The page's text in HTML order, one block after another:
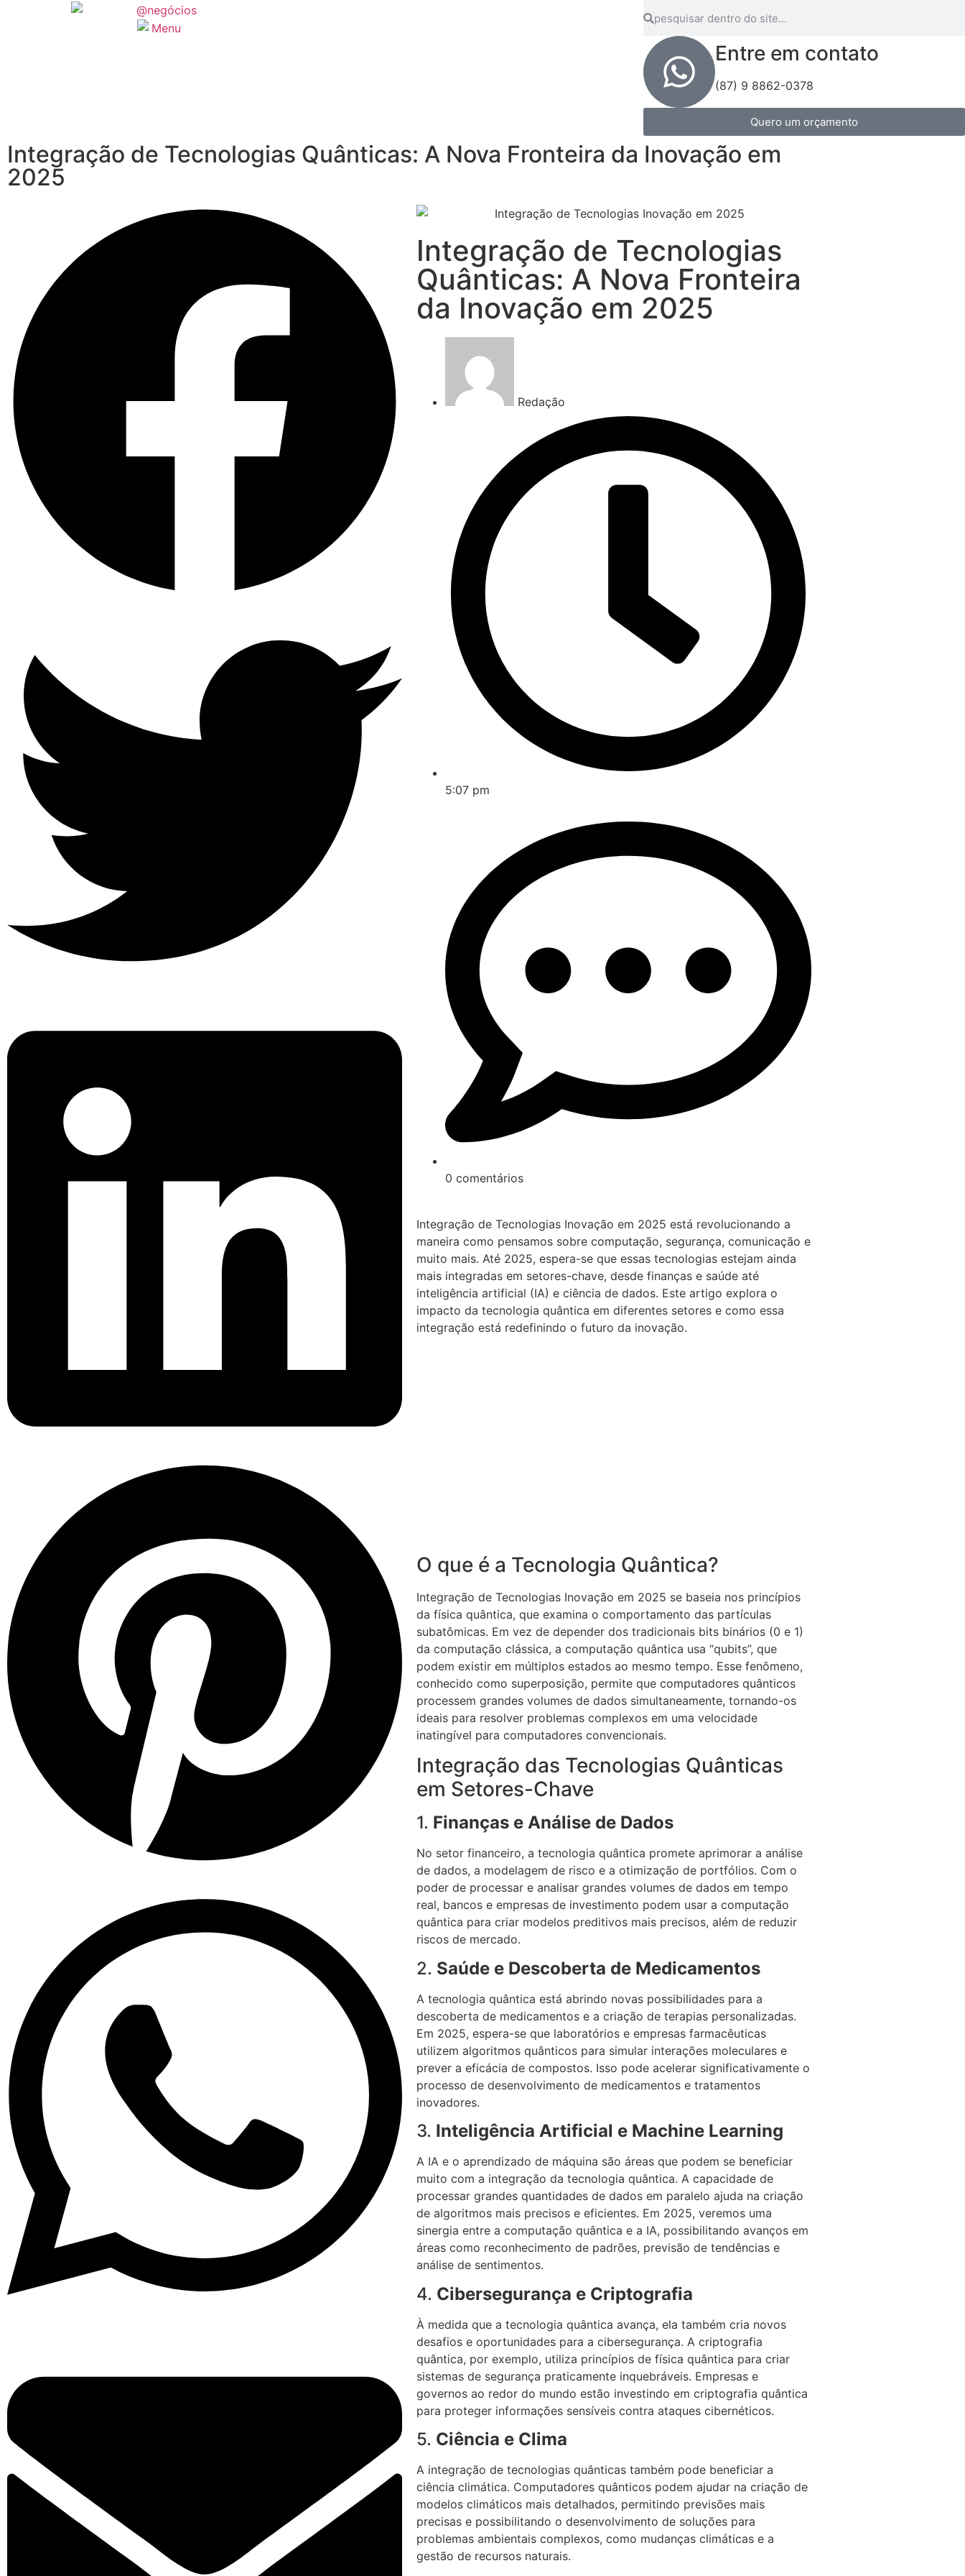
Entre em contato
(87) 9 8862-0378
Quero um orçamento
Integração de Tecnologias Quânticas: A Nova Fronteira da Inovação em
2025
Integração de Tecnologias
Quânticas: A Nova Fronteira
da Inovação em 2025
Redação
5:07 pm
0 comentários
Integração de Tecnologias Inovação em 2025 está revolucionando a
maneira como pensamos sobre computação, segurança, comunicação e
muito mais. Até 2025, espera-se que essas tecnologias estejam ainda
mais integradas em setores-chave, desde finanças e saúde até
inteligência artificial (IA) e ciência de dados. Este artigo explora o
impacto da tecnologia quântica em diferentes setores e como essa
integração está redefinindo o futuro da inovação.
O que é a Tecnologia Quântica?
Integração de Tecnologias Inovação em 2025 se baseia nos princípios
da física quântica, que examina o comportamento das partículas
subatômicas. Em vez de depender dos tradicionais bits binários (0 e 1)
da computação clássica, a computação quântica usa “qubits”, que
podem existir em múltiplos estados ao mesmo tempo. Esse fenômeno,
conhecido como superposição, permite que computadores quânticos
processem grandes volumes de dados simultaneamente, tornando-os
ideais para resolver problemas complexos em uma velocidade
inatingível para computadores convencionais.
Integração das Tecnologias Quânticas
em Setores-Chave
1. Finanças e Análise de Dados
No setor financeiro, a tecnologia quântica promete aprimorar a análise
de dados, a modelagem de risco e a otimização de portfólios. Com o
poder de processar e analisar grandes volumes de dados em tempo
real, bancos e empresas de investimento podem usar a computação
quântica para criar modelos preditivos mais precisos, além de reduzir
riscos de mercado.
2. Saúde e Descoberta de Medicamentos
A tecnologia quântica está abrindo novas possibilidades para a
descoberta de medicamentos e a criação de terapias personalizadas.
Em 2025, espera-se que laboratórios e empresas farmacêuticas
utilizem algoritmos quânticos para simular interações moleculares e
prever a eficácia de compostos. Isso pode acelerar significativamente o
processo de desenvolvimento de medicamentos e tratamentos
inovadores.
3. Inteligência Artificial e Machine Learning
A IA e o aprendizado de máquina são áreas que podem se beneficiar
muito com a integração da tecnologia quântica. A capacidade de
processar grandes quantidades de dados em paralelo ajuda na criação
de algoritmos mais precisos e eficientes. Em 2025, veremos uma
sinergia entre a computação quântica e a IA, possibilitando avanços em
áreas como reconhecimento de padrões, previsão de tendências e
análise de sentimentos.
4. Cibersegurança e Criptografia
À medida que a tecnologia quântica avança, ela também cria novos
desafios e oportunidades para a cibersegurança. A criptografia
quântica, por exemplo, utiliza princípios de física quântica para criar
sistemas de segurança praticamente inquebráveis. Empresas e
governos ao redor do mundo estão investindo em criptografia quântica
para proteger informações sensíveis contra ataques cibernéticos.
5. Ciência e Clima
A integração de tecnologias quânticas também pode beneficiar a
ciência climática. Computadores quânticos podem ajudar na criação de
modelos climáticos mais detalhados, permitindo previsões mais
precisas e possibilitando o desenvolvimento de soluções para
problemas ambientais complexos, como mudanças climáticas e a
gestão de recursos naturais.